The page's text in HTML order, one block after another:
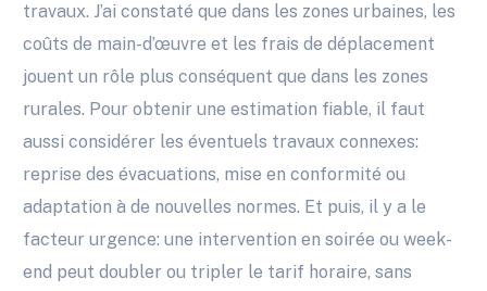
travaux. J’ai constaté que dans les zones urbaines, les
coûts de main-d’œuvre et les frais de déplacement
jouent un rôle plus conséquent que dans les zones
rurales. Pour obtenir une estimation fiable, il faut
aussi considérer les éventuels travaux connexes:
reprise des évacuations, mise en conformité ou
adaptation à de nouvelles normes. Et puis, il y a le
facteur urgence: une intervention en soirée ou week-
end peut doubler ou tripler le tarif horaire, sans